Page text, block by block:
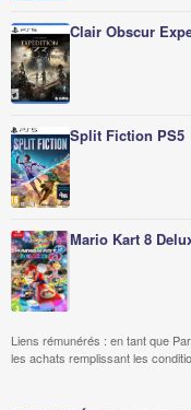
Clair Obscur
Split Fiction PS5
Mario Kart 8
Liens rémunérés : en tant que
les achats remplissant les